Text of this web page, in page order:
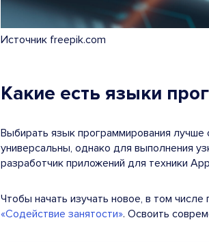
Источник freepik.com
Какие есть языки
Выбирать язык программирования лучше
универсальны, однако для выполнения
разработчик приложений для техники
Чтобы начать изучать новое, в том
«Содействие занятости». Освоить